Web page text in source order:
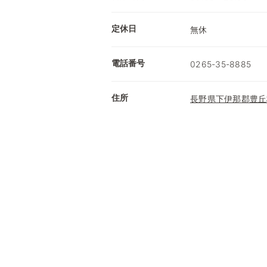
定休日 無休
電話番号 0265-35-8885
住所 長野県下伊那郡豊